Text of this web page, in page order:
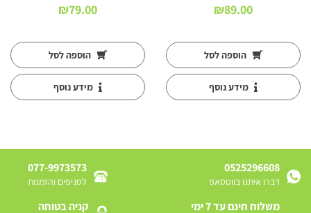
⁦₪150.00⁩
₪89.00
הוספה לסל
מידע נוסף
₪79.00
הוספה לסל
מידע נוסף
0525296608
דברו איתנו בווטסאפ
077-9973573
לסניפים והזמנות
משלוח חינם עד 7 ימי
קניה בטוחה